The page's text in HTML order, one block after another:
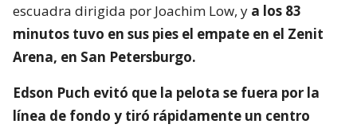
escuadra dirigida por Joachim Low, y a los 83
minutos tuvo en sus pies el empate en el Zenit
Arena, en San Petersburgo.
Edson Puch evitó que la pelota se fuera por la
línea de fondo y tiró rápidamente un centro